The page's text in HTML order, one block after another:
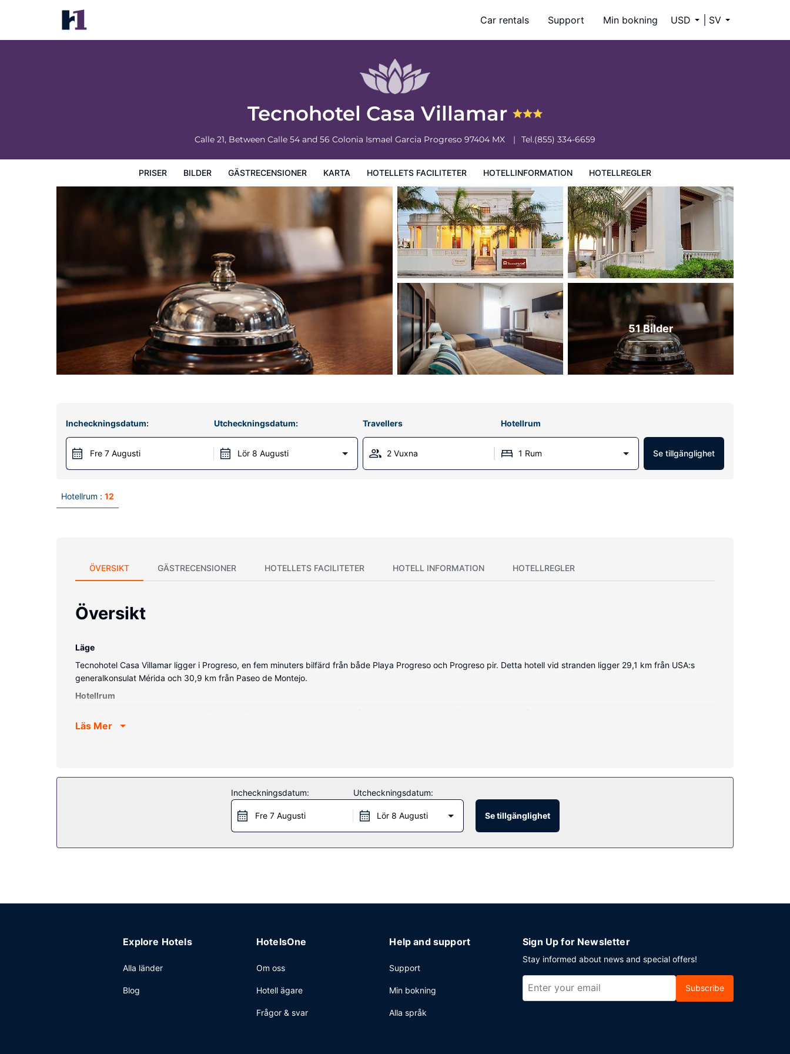
Car rentals Support Min bokning USD SV
Tecnohotel Casa Villamar
Calle 21, Between Calle 54 and 56 Colonia Ismael Garcia Progreso 97404 MX Tel.(855) 334-6659
PRISER BILDER GÄSTRECENSIONER KARTA HOTELLETS FACILITETER HOTELLINFORMATION HOTELLREGLER
Tecnohotel Casa Villamar
Priser
51 Bilder
Incheckningsdatum:
Fre 7 Augusti
Utcheckningsdatum:
Lör 8 Augusti
Travellers Hotellrum
2 Vuxna 1 Rum Se tillgänglighet
Hotellrum : 12
ÖVERSIKT GÄSTRECENSIONER HOTELLETS FACILITETER HOTELL INFORMATION HOTELLREGLER
Översikt
Läge
Tecnohotel Casa Villamar ligger i Progreso, en fem minuters bilfärd från både Playa Progreso och Progreso pir. Detta hotell vid stranden ligger 29,1 km från USA:s
generalkonsulat Mérida och 30,9 km från Paseo de Montejo.
Hotellrum
underhållning. I badrummen finns dusch. På rummet finns telefon, skrivbord och takfläkt.
Detta hotell ger dig möjlighet att lyxa till det lite med rumsservice (under begränsade tider).
Läs Mer
Incheckningsdatum:
Fre 7 Augusti
Utcheckningsdatum:
Lör 8 Augusti Se tillgänglighet
Explore Hotels
Alla länder
Blog
HotelsOne
Om oss
Hotell ägare
Frågor & svar
Help and support
Support
Min bokning
Alla språk
Sign Up for Newsletter
Stay informed about news and special offers!
Subscribe